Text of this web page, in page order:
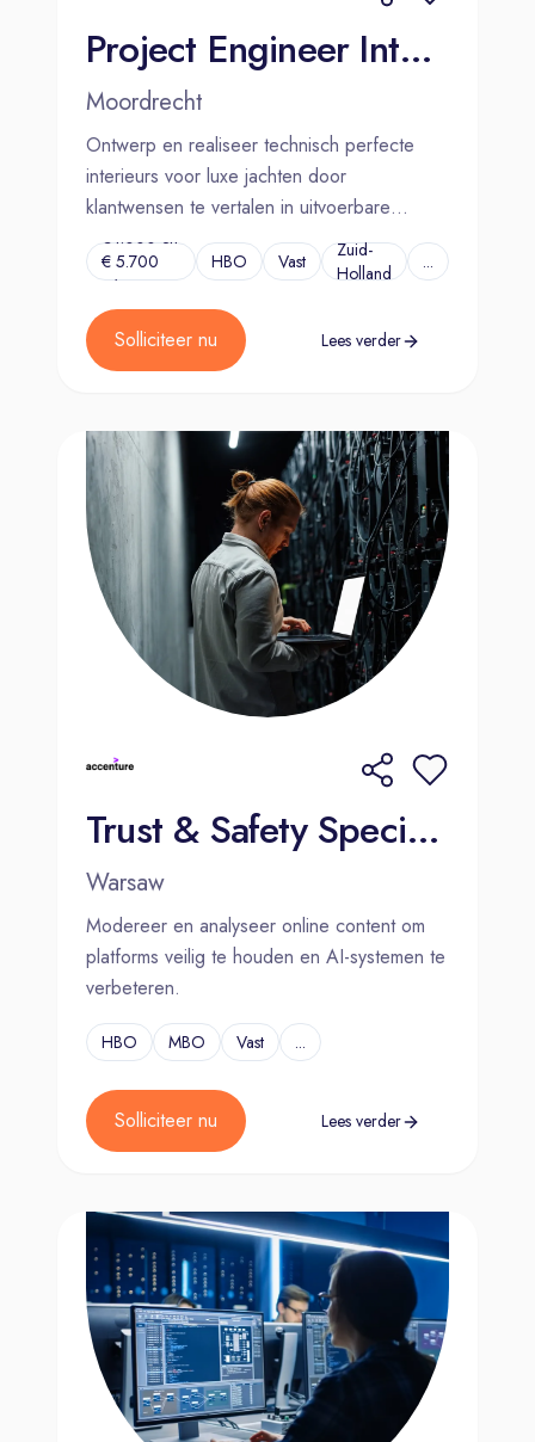
Project Engineer Interieur | Moordrecht
Moordrecht
Ontwerp en realiseer technisch perfecte
interieurs voor luxe jachten door
klantwensen te vertalen in uitvoerbare
oplossingen.
€4.000 en
€ 5.700
p/m
HBO Vast
Zuid-
Holland
...
Solliciteer nu Lees verder
Trust & Safety Specialist (Content Moderator) with Dutch
Warsaw
Modereer en analyseer online content om
platforms veilig te houden en AI-systemen te
verbeteren.
HBO MBO Vast ...
Solliciteer nu Lees verder